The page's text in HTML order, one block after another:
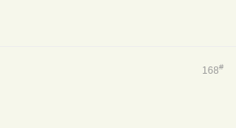
168#